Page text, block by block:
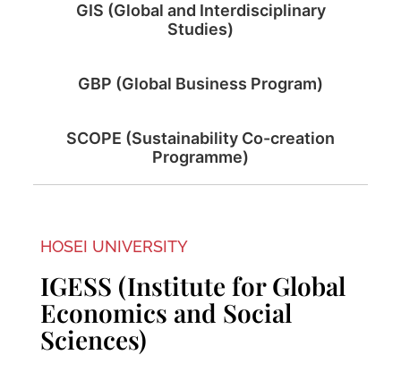
GIS (Global and Interdisciplinary
Studies)
GBP (Global Business Program)
SCOPE (Sustainability Co-creation
Programme)
HOSEI UNIVERSITY
IGESS (Institute for Global
Economics and Social
Sciences)